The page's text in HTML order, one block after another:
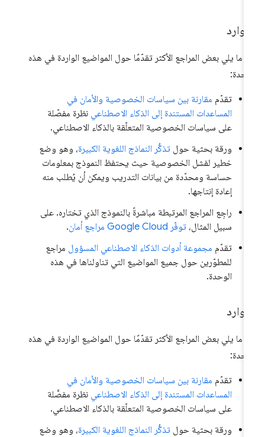
ما يلي بعض المراجع الأكثر تقدّمًا حول المواضيع الواردة في هذه
تقدّممقارنة بين سياسات الخصوصية والأمان في
المساعدات المستندة إلى الذكاء الاصطناعينظرة مفصّلة
على سياسات الخصوصية المتعلّقة بالذكاء الاصطناعي.
ورقة بحثية حولتذكُّر النماذج اللغوية الكبيرة، وهو وضع
خطير لفشل الخصوصية حيث يحتفظ النموذج بمعلومات
حساسة ومحدّدة من بيانات التدريب ويمكن أن يُطلب منه
إعادة إنتاجها.
راجِع المراجع المرتبطة مباشرةً بالنموذج الذي تختاره. على
سبيل المثال،توفّر Google Cloud مراجع أمان
.
تقدّممجموعة أدوات الذكاء الاصطناعي المسؤولمراجع
للمطوّرين حول جميع المواضيع التي تناولناها في هذه
الوحدة.
ما يلي بعض المراجع الأكثر تقدّمًا حول المواضيع الواردة في هذه
تقدّممقارنة بين سياسات الخصوصية والأمان في
المساعدات المستندة إلى الذكاء الاصطناعينظرة مفصَّلة
على سياسات الخصوصية المتعلّقة بالذكاء الاصطناعي.
ورقة بحثية حولتذكُّر النماذج اللغوية الكبيرة، وهو وضع